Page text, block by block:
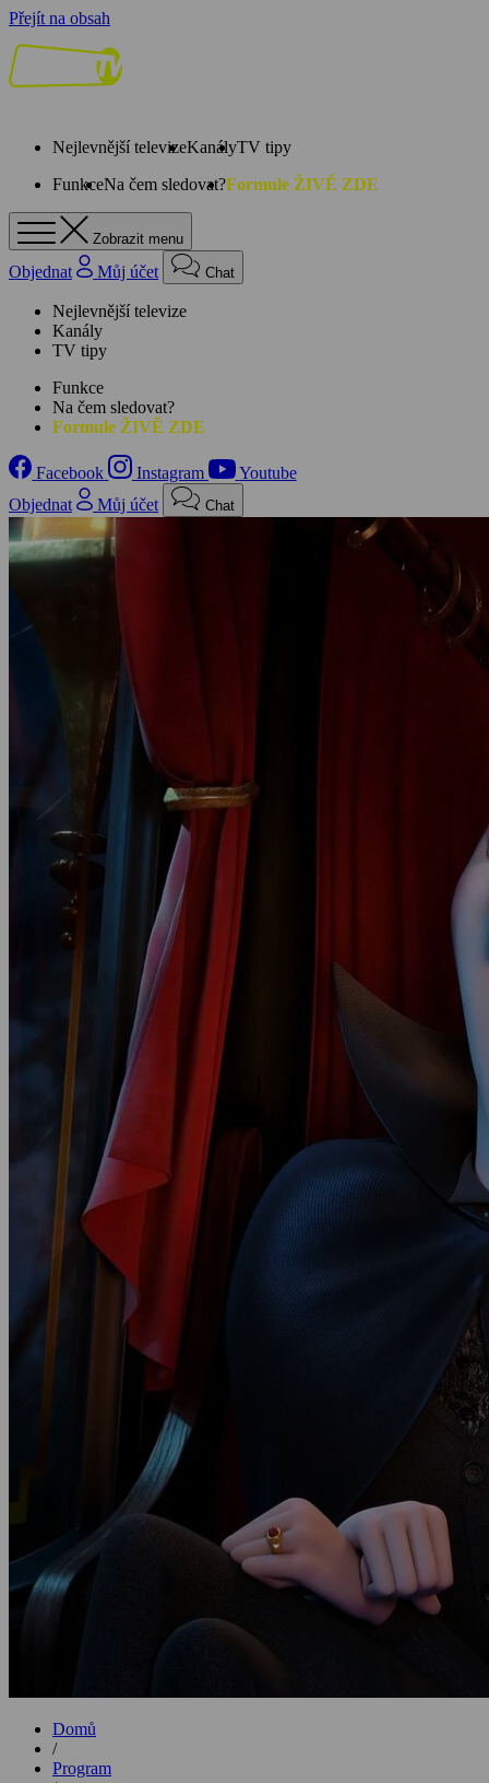
Přejít na obsah
Nejlevnější televizeKanályTV tipy
FunkceNa čem sledovat?Formule ŽIVĚ ZDE
Zobrazit menu
Objednat Můj účet Chat
Nejlevnější televize
Kanály
TV tipy
Funkce
Na čem sledovat?
Formule ŽIVĚ ZDE
Facebook Instagram
Youtube
Objednat
Můj účet Chat
Domů
/
Program